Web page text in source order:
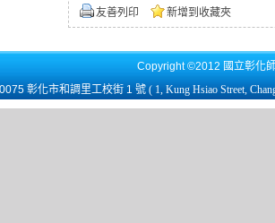
友善列印 新增到收藏夾
Copyright ©2012 國立彰化
彰化市和調里工校街 1 號 ( 1, Kung Hsiao Street,